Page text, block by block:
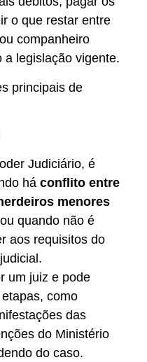
o que restar entre
companheiro
a legislação vigente.
principais de
Judiciário, é
há conflito entre
menores
quando não é
aos requisitos do
um juiz e pode
como
das
do Ministério
do caso.